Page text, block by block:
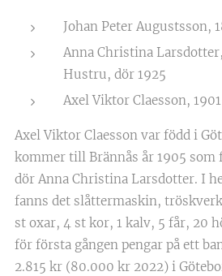
Johan Peter Augustsson,
Anna Christina
Hustru, dör 1925
Axel Viktor Claesson,
Axel Viktor Claesson var född i
kommer till Brännås år 1905 som
dör Anna Christina Larsdotter. I
fanns det slåttermaskin,
st oxar, 4 st kor, 1 kalv, 5 får, 20
för första gången pengar på ett
2.815 kr (80.000 kr 2022) i